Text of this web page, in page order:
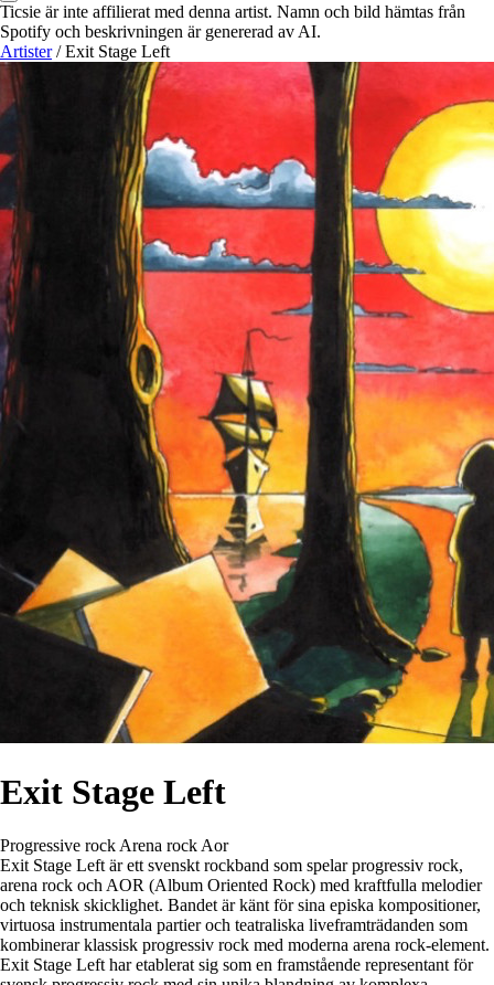
Ticsie är inte affilierat med denna artist. Namn och bild hämtas från
Spotify och beskrivningen är genererad av AI.
Artister / Exit Stage Left
Exit Stage Left
Progressive rock Arena rock Aor
Exit Stage Left är ett svenskt rockband som spelar progressiv rock,
arena rock och AOR (Album Oriented Rock) med kraftfulla melodier
och teknisk skicklighet. Bandet är känt för sina episka kompositioner,
virtuosa instrumentala partier och teatraliska liveframträdanden som
kombinerar klassisk progressiv rock med moderna arena rock-element.
Exit Stage Left har etablerat sig som en framstående representant för